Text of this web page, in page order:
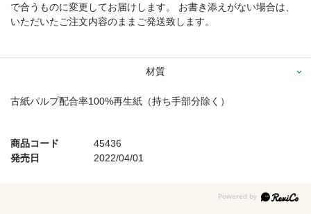
商品コード
45436
発売日
2022/04/01
で合うものに変更してお届けします。 お書き添えがない場合は、
いただいたご注文内容のままご発送致します。
材質
古紙パルプ配合率100%再生紙（持ち手部分除く）